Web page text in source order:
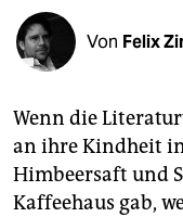
fragen & hilfe
unterstützen
genossenschaft
epaper login
Von Felix
Wenn die
an ihre Kindheit
Himbeersaft und
Kaffeehaus gab,